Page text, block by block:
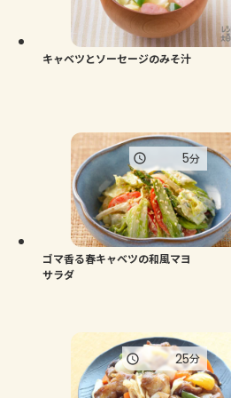
キャベツとソーセージのみそ汁
ゴマ香る春キャベツの和風マヨ
サラダ
5分
25分